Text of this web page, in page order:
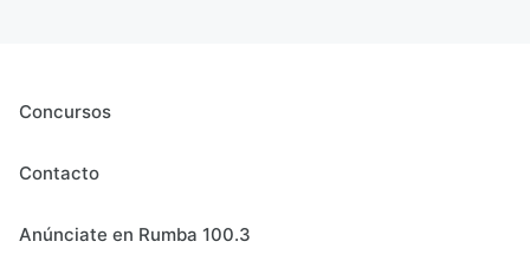
Concursos
Contacto
Anúnciate en Rumba 100.3